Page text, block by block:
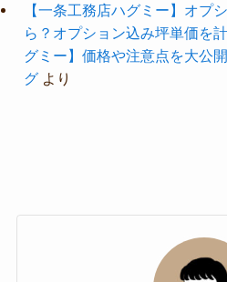
【一条工務店ハグミー】オプ
ら？オプション込み坪単価を計
グミー】価格や注意点を大公
グより